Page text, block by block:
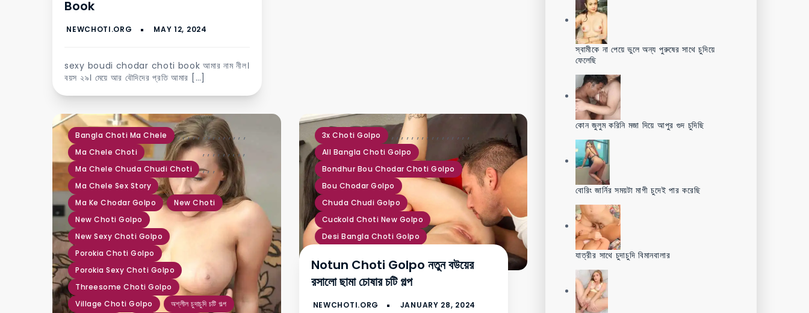
Book
sexy boudi chodar choti book আমার নাম নীল।
বয়স ২৯। মেয়ে আর বৌদিদের প্রতি আমার […]
Bangla Choti Ma Chele ,
Ma Chele Choti
,
Ma Chele Chuda Chudi Choti
,
Ma Chele Sex Story
,
Ma Ke Chodar Golpo
,
New Choti
,
New Choti Golpo
,
New Sexy Choti Golpo
,
Porokia Choti Golpo
,
Porokia Sexy Choti Golpo
,
Threesome Choti Golpo
,
Village Choti Golpo
,
অশ্লীল চুদাচুদি চটি গল্প
, ,
,,,, ,,,,,
,, ,
3x Choti Golpo ,
All Bangla Choti Golpo
,
Bondhur Bou Chodar Choti Golpo
,
Bou Chodar Golpo
,
Chuda Chudi Golpo
,
Cuckold Choti New Golpo
,
Desi Bangla Choti Golpo
,,
Fuck Choti Golpo
,
Hot Chuda Chudi Golpo
,
Kochi Gud Choti
, ,, ,, ,
Notun Choti Golpo নতুন বউয়ের
রসালো ছামা চোষার চটি গল্প
স্বামীকে না পেয়ে ভুলে অন্য পুরুষের সাথে চুদিয়ে
ফেলেছি
কোন জুলুম করিনি মজা দিয়ে আপুর গুদ চুদিছি
বোরিং জার্নির সময়টা মাগী চুদেই পার করেছি
যাত্রীর সাথে চুদাচুদি বিমানবালার